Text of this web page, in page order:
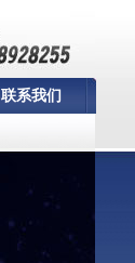
联系我们